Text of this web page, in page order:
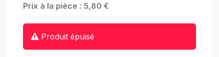
Prix à la pièce : 5,80 €
Produit épuisé